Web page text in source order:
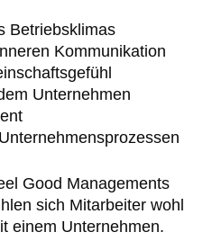
Betriebsklimas
Kommunikation
Unternehmen
Good Managements
sich Mitarbeiter wohl
einem Unternehmen.